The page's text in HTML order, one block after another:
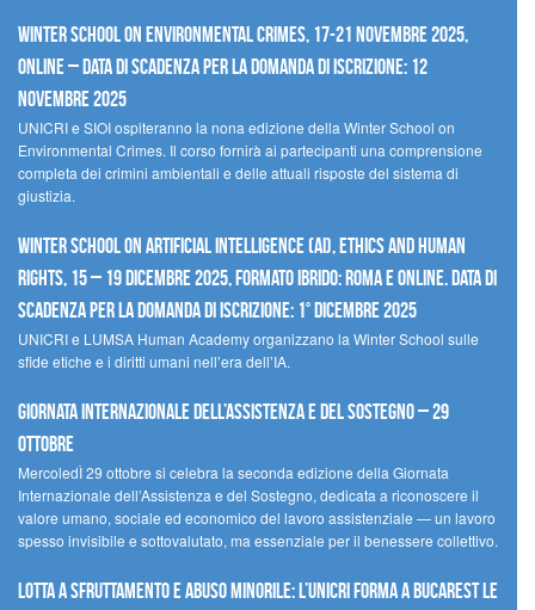
Winter School on Environmental Crimes, 17-21 novembre 2025,
Online – Data di scadenza per la domanda di iscrizione: 12
novembre 2025
UNICRI e SIOI ospiteranno la nona edizione della Winter School on
Environmental Crimes. Il corso fornirà ai partecipanti una comprensione
completa dei crimini ambientali e delle attuali risposte del sistema di
giustizia.
Winter School on Artificial Intelligence (AI), Ethics and Human
Rights, 15 – 19 dicembre 2025, Formato Ibrido: Roma e online. Data di
scadenza per la domanda di iscrizione: 1° dicembre 2025
UNICRI e LUMSA Human Academy organizzano la Winter School sulle
sfide etiche e i diritti umani nell’era dell’IA.
Giornata internazionale dell’assistenza e del sostegno – 29
ottobre
MercoledÌ 29 ottobre si celebra la seconda edizione della Giornata
Internazionale dell’Assistenza e del Sostegno, dedicata a riconoscere il
valore umano, sociale ed economico del lavoro assistenziale — un lavoro
spesso invisibile e sottovalutato, ma essenziale per il benessere collettivo.
Lotta a sfruttamento e abuso minorile: l’UNICRI forma a Bucarest le